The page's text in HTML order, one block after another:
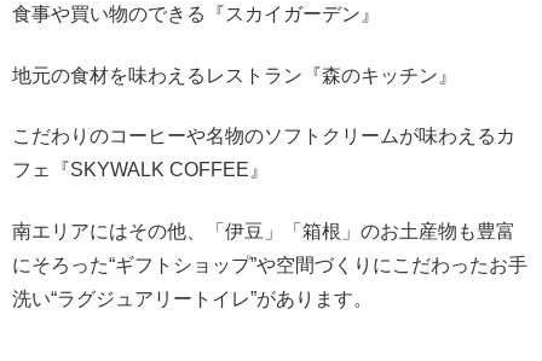
食事や買い物のできる『スカイガーデン』
地元の食材を味わえるレストラン『森のキッチン』
こだわりのコーヒーや名物のソフトクリームが味わえるカ
フェ『SKYWALK COFFEE』
南エリアにはその他、「伊豆」「箱根」のお土産物も豊富
にそろった“ギフトショップ”や空間づくりにこだわったお手
洗い“ラグジュアリートイレ”があります。